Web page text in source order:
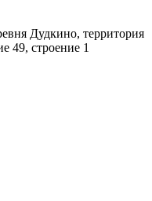
Дудкино, территория
49, строение 1